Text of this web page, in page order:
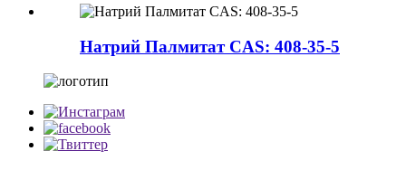
Натрий Палмитат CAS: 408-35-5